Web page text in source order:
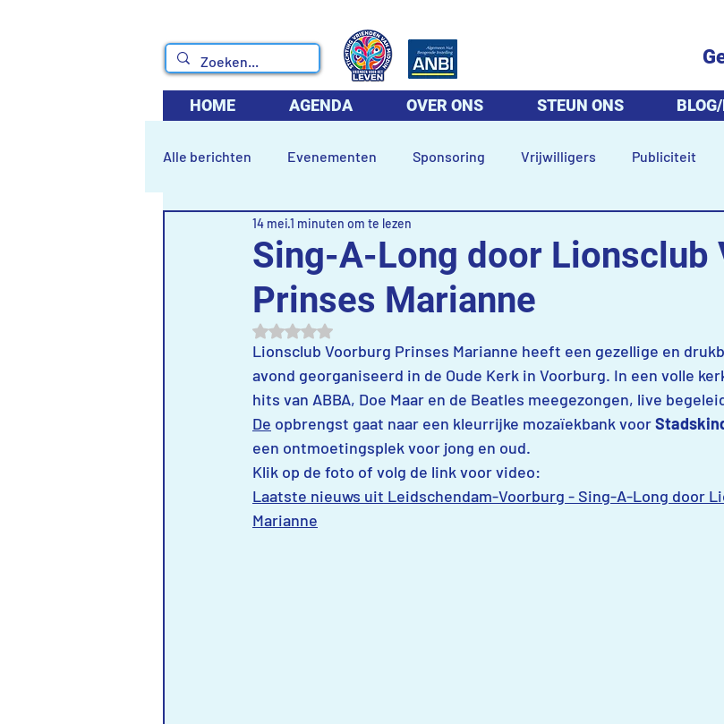
HOME AGENDA OVER ONS STEUN ONS
Alle berichten Evenementen Sponsoring Vrijwilligers Publiciteit
Sing-A-Long door Lionsclub
Prinses Marianne
14 mei1 minuten om te lezen
Beoordeeld met NaN uit 5 sterren.
Lionsclub Voorburg Prinses Marianne heeft een gezellige en
avond georganiseerd in de Oude Kerk in Voorburg. In een volle
hits van ABBA, Doe Maar en de Beatles meegezongen, live
De opbrengst gaat naar een kleurrijke mozaïekbank voor
een ontmoetingsplek voor jong en oud.
Klik op de foto of volg de link voor video:
Laatste nieuws uit Leidschendam-Voorburg - Sing-A-Long door
Marianne